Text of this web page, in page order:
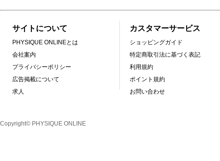
サイトについて
PHYSIQUE ONLINEとは
会社案内
プライバシーポリシー
広告掲載について
求人
カスタマーサービス
ショッピングガイド
特定商取引法に基づく表記
利用規約
ポイント規約
お問い合わせ
Copyright© PHYSIQUE ONLINE